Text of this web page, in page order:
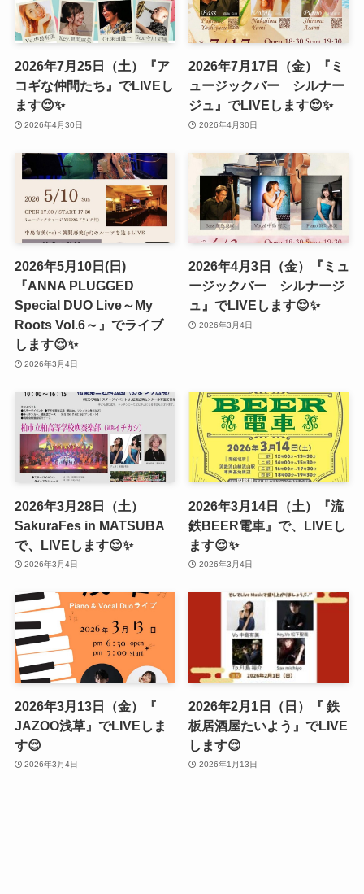
2026年7月25日（土）『ア
コギな仲間たち』でLIVEし
ます😌✨
2026年4月30日
2026年7月17日（金）『ミ
ュージックバー シルナー
ジュ』でLIVEします😌✨
2026年4月30日
2026年5月10日(日)
『ANNA PLUGGED
Special DUO Live～My
Roots Vol.6～』でライブ
します😌✨
2026年3月4日
2026年4月3日（金）『ミュ
ージックバー シルナージ
ュ』でLIVEします😌✨
2026年3月4日
2026年3月28日（土）
SakuraFes in MATSUBA
で、LIVEします😌✨
2026年3月4日
2026年3月14日（土）『流
鉄BEER電車』で、LIVEし
ます😌✨
2026年3月4日
2026年3月13日（金）『
JAZOO浅草』でLIVEしま
す😌
2026年3月4日
2026年2月1日（日）『 鉄
板居酒屋たいよう』でLIVE
します😌
2026年1月13日